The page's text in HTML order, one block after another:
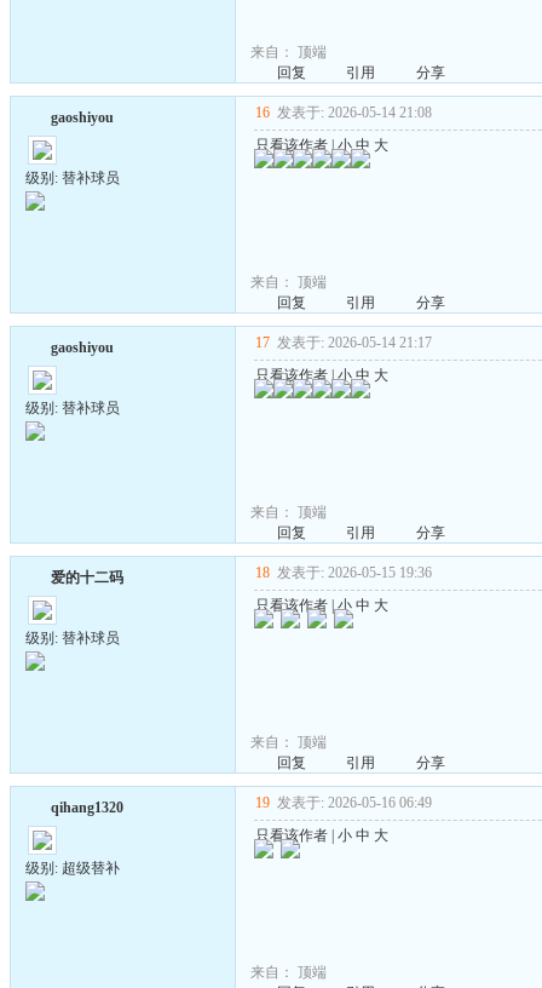
来自： 顶端
回复
引用 分享
gaoshiyou
级别: 替补球员
16 发表于: 2026-05-14 21:08
只看该作者 |小 中 大
来自： 顶端
回复
引用 分享
gaoshiyou
级别: 替补球员
17 发表于: 2026-05-14 21:17
只看该作者 |小 中 大
来自： 顶端
回复
引用 分享
爱的十二码
级别: 替补球员
18 发表于: 2026-05-15 19:36
只看该作者 |小 中 大
来自： 顶端
回复
引用 分享
qihang1320
级别: 超级替补
19 发表于: 2026-05-16 06:49
只看该作者 小 中 大
来自： 顶端